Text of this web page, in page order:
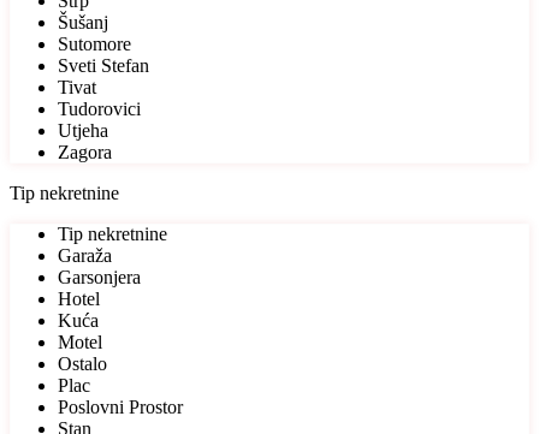
Šušanj
Sutomore
Sveti Stefan
Tivat
Tudorovici
Utjeha
Zagora
Tip nekretnine
Tip nekretnine
Garaža
Garsonjera
Hotel
Kuća
Motel
Ostalo
Plac
Poslovni Prostor
Stan